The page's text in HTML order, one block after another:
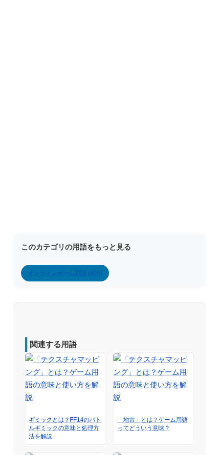
このカテゴリの用語をもっと見る
オンラインゲーム用語 (405)
関連する用語
ギミックとは？FF14のバト
ルギミックの意味と処理方
法を解説
「地雷」とは？ゲーム用語
ってどういう意味？